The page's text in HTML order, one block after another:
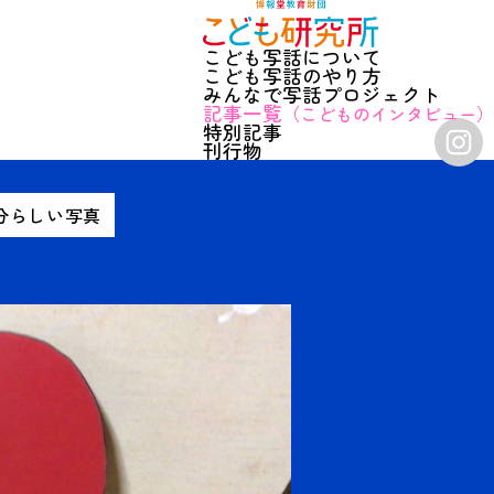
博報堂教育財団こども研究所
こども写話について
こども写話のやり方
みんなで写話プロジェクト
記事一覧 （こどものインタビュー）
特別記事
刊行物
らしい写真